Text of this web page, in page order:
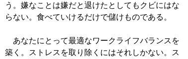
う。嫌なことは嫌だと退けたとしてもクビにはな
らない。食べていけるだけで儲けものである。
あなたにとって最適なワークライフバランスを
築く。ストレスを取り除くにはそれしかない。ス